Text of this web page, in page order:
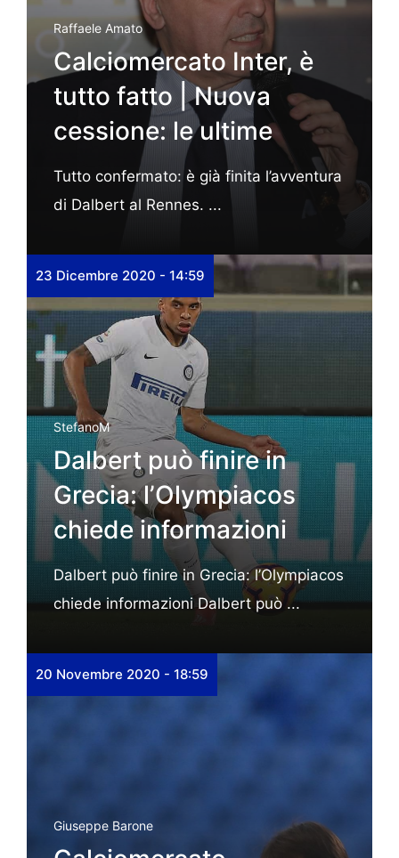
Raffaele Amato
Calciomercato Inter, è
tutto fatto | Nuova
cessione: le ultime
Tutto confermato: è già finita l’avventura
di Dalbert al Rennes. ...
23 Dicembre 2020 - 14:59
StefanoM
Dalbert può finire in
Grecia: l’Olympiacos
chiede informazioni
Dalbert può finire in Grecia: l’Olympiacos
chiede informazioni Dalbert può ...
20 Novembre 2020 - 18:59
Giuseppe Barone